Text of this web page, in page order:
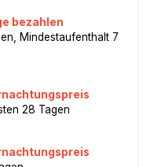
bezahlen
Mindestaufenthalt 7
28 Tagen